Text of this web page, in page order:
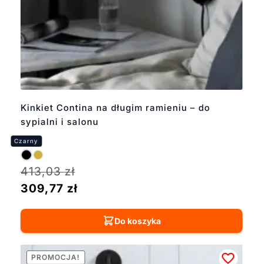
Kinkiet Contina na długim ramieniu – do
sypialni i salonu
413,03zł
309,77 zł
Do koszyka
PROMOCJA!